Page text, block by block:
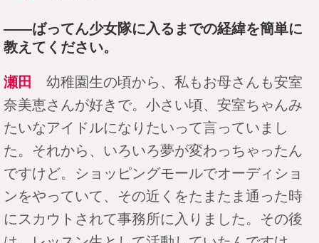
――ばってん少女隊に入るまでの経緯を簡単に
教えてください。
瀬田 幼稚園生の頃から、私もお母さんも安室
奈美恵さんが好きで。小さい頃、安室ちゃんみ
たいなアイドルになりたいって言っていまし
た。それから、いろいろ夢が変わっちゃったん
ですけど。ショッピングモールでオーディショ
ンをやっていて、その近くをたまたま通った時
にスカウトされて事務所に入りました。その後